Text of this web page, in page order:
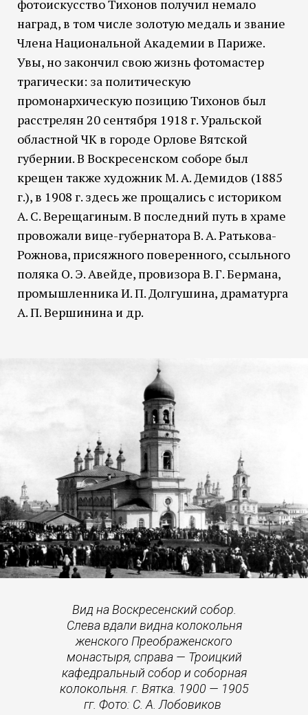
фотоискусство Тихонов получил немало
наград, в том числе золотую медаль и звание
Члена Национальной Академии в Париже.
Увы, но закончил свою жизнь фотомастер
трагически: за политическую
промонархическую позицию Тихонов был
расстрелян 20 сентября 1918 г. Уральской
областной ЧК в городе Орлове Вятской
губернии. В Воскресенском соборе был
крещен также художник М. А. Демидов (1885
г.), в 1908 г. здесь же прощались с историком
А. С. Верещагиным. В последний путь в храме
провожали вице-губернатора В. А. Ратькова-
Рожнова, присяжного поверенного, ссыльного
поляка О. Э. Авейде, провизора В. Г. Бермана,
промышленника И. П. Долгушина, драматурга
А. П. Вершинина и др.
Вид на Воскресенский собор.
Слева вдали видна колокольня
женского Преображенского
монастыря, справа — Троицкий
кафедральный собор и соборная
колокольня. г. Вятка. 1900 — 1905
гг. Фото: С. А. Лобовиков